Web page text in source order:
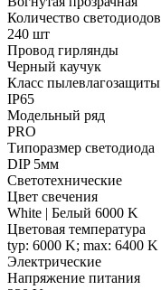
Количество светодиодов
240 шт
Провод гирлянды
Черный каучук
Класс пылевлагозащиты
IP65
Модельный ряд
PRO
Типоразмер светодиода
DIP 5мм
Светотехнические
Цвет свечения
White | Белый 6000 K
Цветовая температура
typ: 6000 K; max: 6400 K
Электрические
Напряжение питания